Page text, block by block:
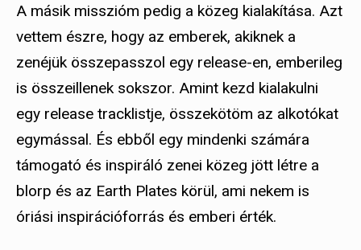
A másik misszióm pedig a közeg kialakítása. Azt
vettem észre, hogy az emberek, akiknek a
zenéjük összepasszol egy release-en, emberileg
is összeillenek sokszor. Amint kezd kialakulni
egy release tracklistje, összekötöm az alkotókat
egymással. És ebből egy mindenki számára
támogató és inspiráló zenei közeg jött létre a
blorp és az Earth Plates körül, ami nekem is
óriási inspirációforrás és emberi érték.